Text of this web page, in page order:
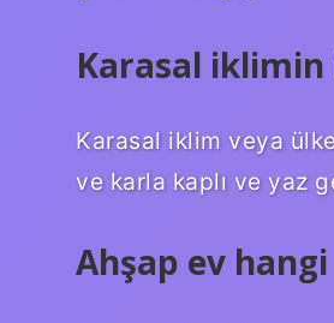
Karasal
Karasal iklim veya
ve karla kaplı ve yaz
Ahşap ev